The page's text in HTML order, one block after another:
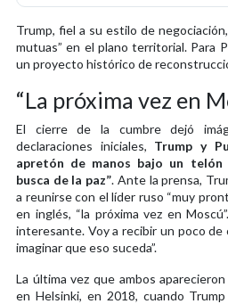
Trump, fiel a su estilo de
mutuas” en el plano territorial. Para
un proyecto histórico de
“La próxima vez en
El cierre de la cumbre dejó
declaraciones iniciales, Trump y
apretón de manos bajo un telón
busca de la paz”. Ante la prensa,
a reunirse con el líder ruso “muy
en inglés, “la próxima vez en
interesante. Voy a recibir un poco
imaginar que eso suceda”.
La última vez que ambos
en Helsinki, en 2018, cuando